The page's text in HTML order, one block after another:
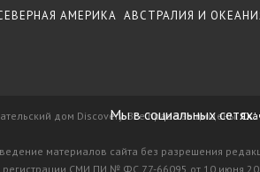
АМЕРИКА АВСТРАЛИЯ И
дом Discovery. Все права защищены.
материалов сайта без разрешения
регистрации СМИ ПИ № ФС 77-66095 от 10 июня
Мы в социальных сетях: